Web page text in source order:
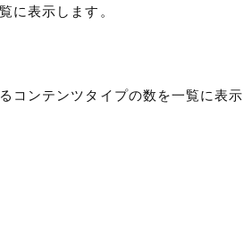
に表示します。
コンテンツタイプの数を一覧に表示